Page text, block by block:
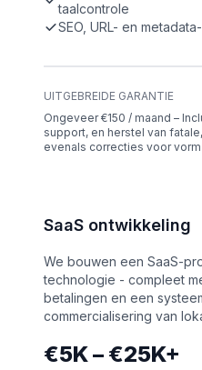
taalcontrole
SEO, URL- en
UITGEBREIDE GARANTIE
Ongeveer €150 / maand –
support, en herstel van
evenals correcties voor
SaaS ontwikkeling
We bouwen een SaaS-
technologie - compleet
betalingen en een
commercialisering van
€5K – €25K+